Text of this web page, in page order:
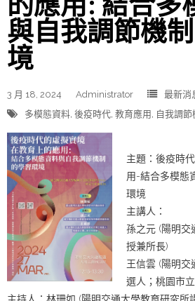
與自我調節機
境
3 月 18, 2024 Administrator 最新消
多模態資料, 後疫時代, 教育應用 , 自我調節
主題：後疫時
用-結合多模態
環境
主講人：
孫之元 (陽明交
授兼所長)
王信雲 (陽明交
選人；桃園市